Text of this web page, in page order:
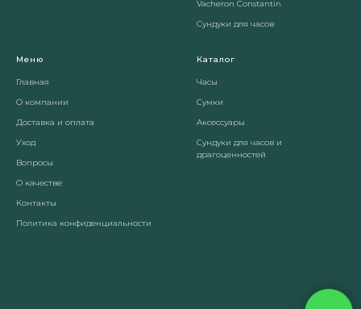
Vacheron Constantin
Сундуки для часов
Меню
Главная
О компании
Доставка и оплата
Уход
Вопросы
О качестве
Контакты
Политика конфиденциальности
Каталог
Часы
Сумки
Аксессуары
Сундуки для часов и
драгоценностей